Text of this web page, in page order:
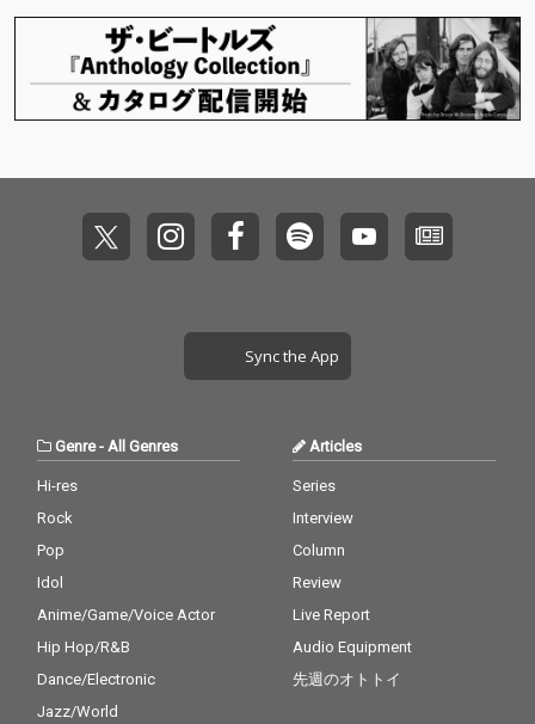
とデジタルサウンドの
融合が前作にも増して
推し進められている。
さらに今作でも仏のオ
ルタナティブバンドTS
ど世界各国の気鋭のア
ーティストとのコラボ
レーションで実験的な
とデジタルサウンドの
融合が前作にも増して
推し進められている。
さらに今作でも仏のオ
ルタナティブバンドTS
ど世界各国の気鋭のア
ーティストとのコラボ
レーションで実験的な
しか作れない唯一無二
Sync the App
Genre- All Genres
Hi-res
Rock
Pop
Idol
Anime/Game/Voice Actor
Hip Hop/R&B
Dance/Electronic
Jazz/World
Articles
Series
Interview
Column
Review
Live Report
Audio Equipment
先週のオトトイ